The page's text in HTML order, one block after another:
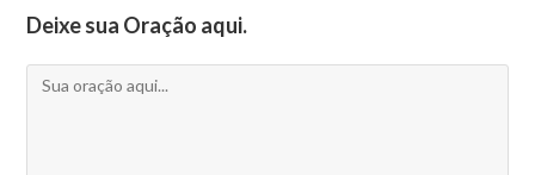
Deixe sua Oração aqui.